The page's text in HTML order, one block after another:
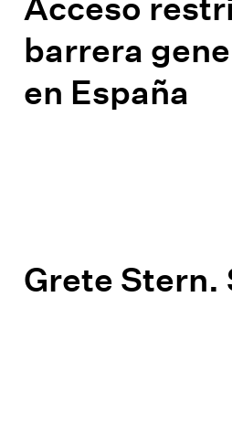
barrera
en España
Grete Stern.